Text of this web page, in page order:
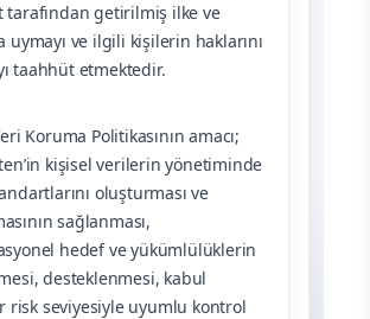
tarafından getirilmiş ilke ve
uymayı ve ilgili kişilerin haklarını
taahhüt etmektedir.
Koruma Politikasının amacı;
kişisel verilerin yönetiminde
oluşturması ve
sağlanması,
hedef ve yükümlülüklerin
desteklenmesi, kabul
risk seviyesiyle uyumlu kontrol